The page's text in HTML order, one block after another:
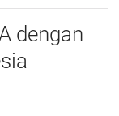
dengan